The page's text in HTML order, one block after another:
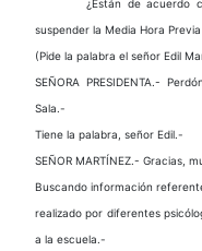
¿Están de acuerdo
suspender la Media Hora
(Pide la palabra el señor Edil
SEÑORA PRESIDENTA.-
Sala.-
Tiene la palabra, señor Edil.-
SEÑOR MARTÍNEZ.- Gracias,
Buscando información
realizado por diferentes
a la escuela.-